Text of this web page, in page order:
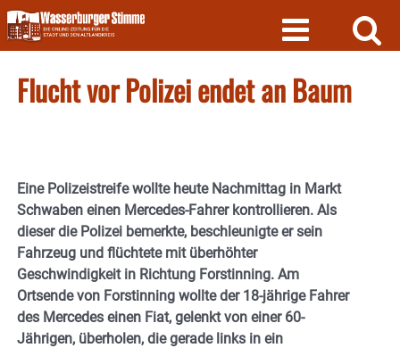
Skip
to
content
Flucht vor Polizei endet an Baum
Eine Polizeistreife wollte heute Nachmittag in Markt
Schwaben einen Mercedes-Fahrer kontrollieren. Als
dieser die Polizei bemerkte, beschleunigte er sein
Fahrzeug und flüchtete mit überhöhter
Geschwindigkeit in Richtung Forstinning. Am
Ortsende von Forstinning wollte der 18-jährige Fahrer
des Mercedes einen Fiat, gelenkt von einer 60-
Jährigen, überholen, die gerade links in ein